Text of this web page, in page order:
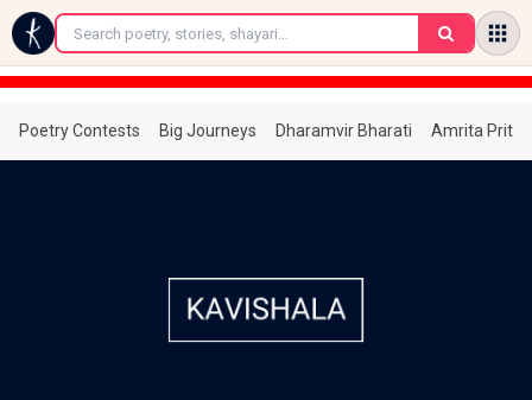
←
Poetry Contests Big Journeys Dharamvir Bharati Amrita